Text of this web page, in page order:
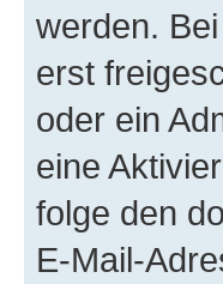
werden.
erst
oder ein
eine
folge den
E-Mail-